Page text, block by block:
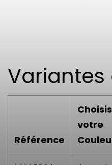
Référence
votre